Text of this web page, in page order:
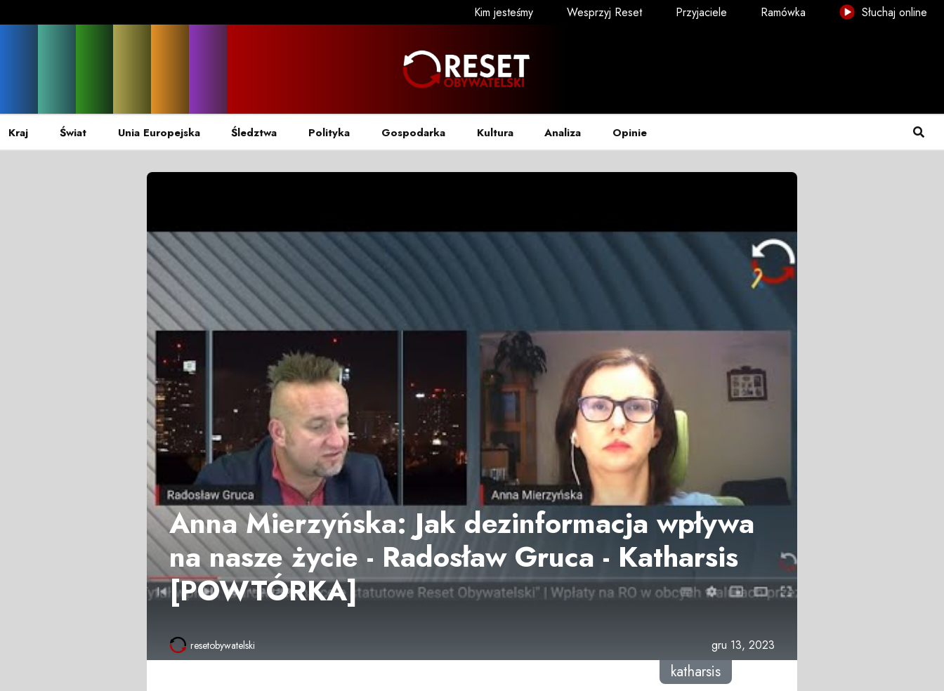
Kim jesteśmy Wesprzyj Reset Przyjaciele Ramówka Słuchaj online
Kraj Świat Unia Europejska Śledztwa Polityka Gospodarka Kultura Analiza Opinie
Anna Mierzyńska: Jak dezinformacja wpływa
na nasze życie - Radosław Gruca - Katharsis
[POWTÓRKA]
resetobywatelski gru 13, 2023
katharsis